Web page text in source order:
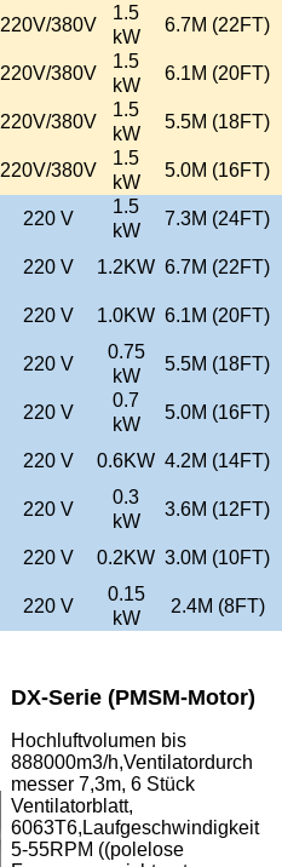
220V/380V
1.5
kW
6.7M (22FT)
220V/380V
1.5
kW
6.1M (20FT)
220V/380V
1.5
kW
5.5M (18FT)
220V/380V
1.5
kW
5.0M (16FT)
220 V
1.5
kW
7.3M (24FT)
220 V 1.2KW 6.7M (22FT)
220 V 1.0KW 6.1M (20FT)
220 V
0.75
kW
5.5M (18FT)
220 V
0.7
kW
5.0M (16FT)
220 V 0.6KW 4.2M (14FT)
220 V
0.3
kW
3.6M (12FT)
220 V 0.2KW 3.0M (10FT)
220 V
0.15
kW
2.4M (8FT)
DX-Serie (PMSM-Motor)
Hochluftvolumen bis
888000m3/h,Ventilatordurch
messer 7,3m, 6 Stück
Ventilatorblatt,
6063T6,Laufgeschwindigkeit
5-55RPM ((polelose